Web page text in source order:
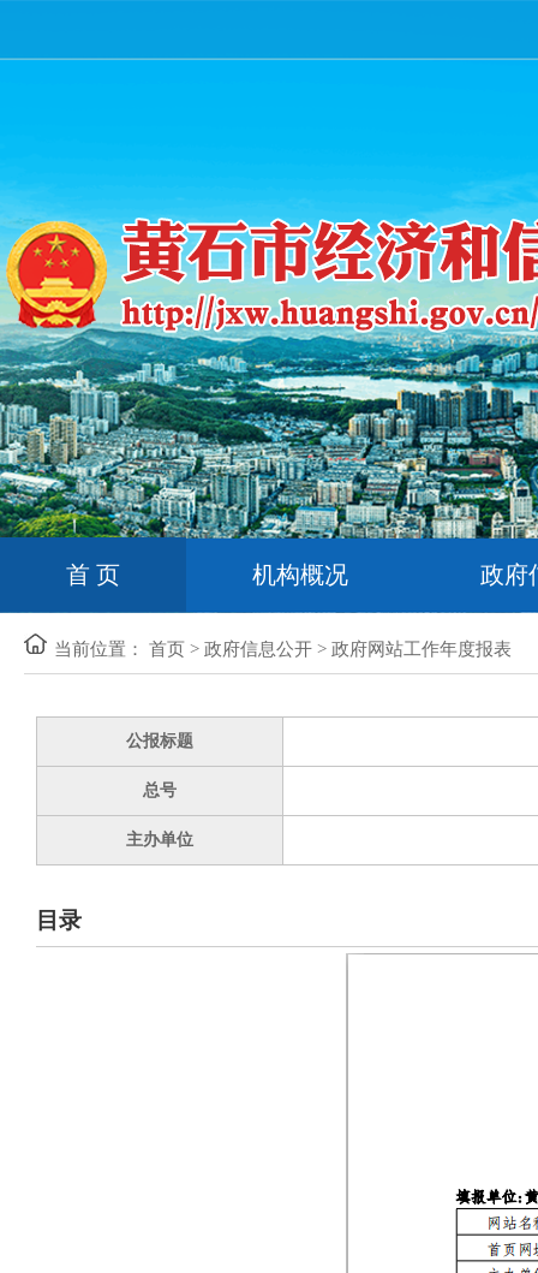
首 页 机构概况 政府
当前位置： 首页 > 政府信息公开 > 政府网站工作年度报表
公报标题
总号
主办单位
目录